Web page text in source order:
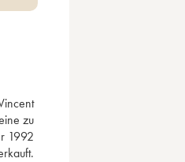
zu
1992